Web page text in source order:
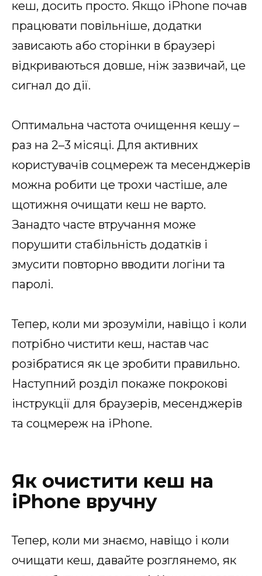
кеш, досить просто. Якщо iPhone почав
працювати повільніше, додатки
зависають або сторінки в браузері
відкриваються довше, ніж зазвичай, це
сигнал до дії.
Оптимальна частота очищення кешу –
раз на 2–3 місяці. Для активних
користувачів соцмереж та месенджерів
можна робити це трохи частіше, але
щотижня очищати кеш не варто.
Занадто часте втручання може
порушити стабільність додатків і
змусити повторно вводити логіни та
паролі.
Тепер, коли ми зрозуміли, навіщо і коли
потрібно чистити кеш, настав час
розібратися як це зробити правильно.
Наступний розділ покаже покрокові
інструкції для браузерів, месенджерів
та соцмереж на iPhone.
Як очистити кеш на
iPhone вручну
Тепер, коли ми знаємо, навіщо і коли
очищати кеш, давайте розглянемо, як